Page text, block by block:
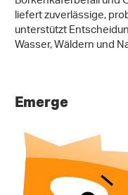
liefert zuverlässige,
unterstützt
Wasser, Wäldern und
Emerge